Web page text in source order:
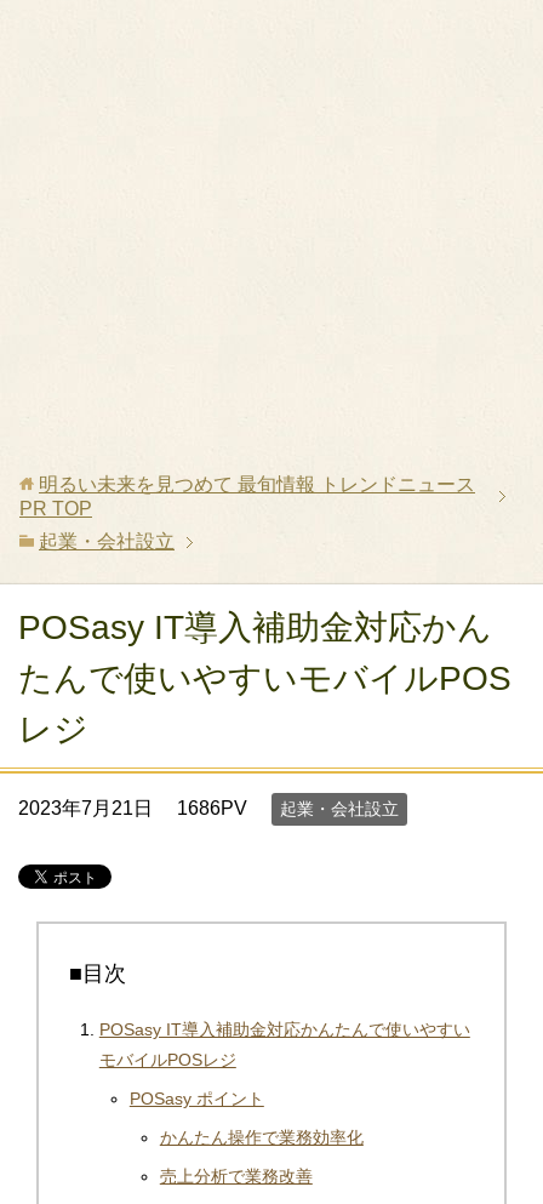
明るい未来を見つめて 最旬情報 トレンドニュース
PR TOP
起業・会社設立
POSasy IT導入補助金対応かん
たんで使いやすいモバイルPOS
レジ
2023年7月21日 1686PV 起業・会社設立
■目次
POSasy IT導入補助金対応かんたんで使いやすい
モバイルPOSレジ
POSasy ポイント
かんたん操作で業務効率化
売上分析で業務改善